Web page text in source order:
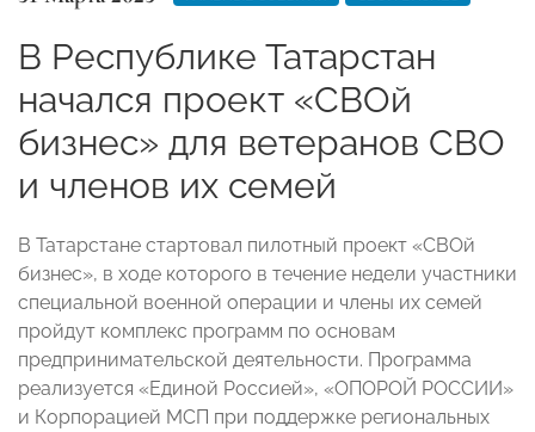
В Республике Татарстан
начался проект «СВОй
бизнес» для ветеранов СВО
и членов их семей
В Татарстане стартовал пилотный проект «СВОй
бизнес», в ходе которого в течение недели участники
специальной военной операции и члены их семей
пройдут комплекс программ по основам
предпринимательской деятельности. Программа
реализуется «Единой Россией», «ОПОРОЙ РОССИИ»
и Корпорацией МСП при поддержке региональных